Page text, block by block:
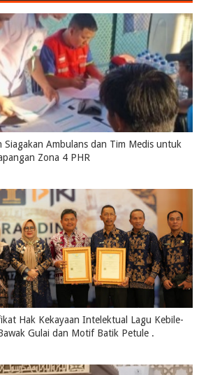
Siagakan Ambulans dan Tim Medis untuk
Zona 4 PHR
Hak Kekayaan Intelektual Lagu Kebile-
Gulai dan Motif Batik Petule .